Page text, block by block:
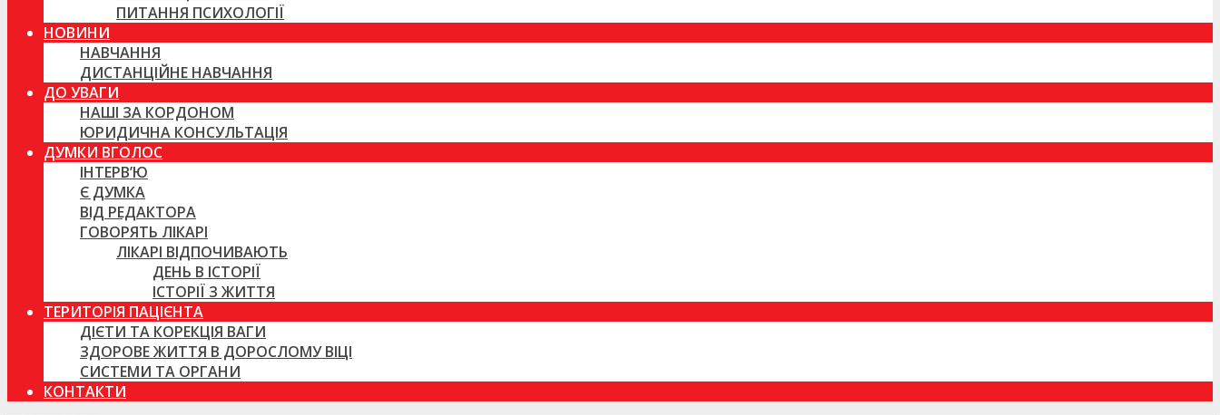
ПИТАННЯ ПСИХОЛОГІЇ
НОВИНИ
НАВЧАННЯ
ДИСТАНЦІЙНЕ НАВЧАННЯ
ДО УВАГИ
НАШІ ЗА КОРДОНОМ
ЮРИДИЧНА КОНСУЛЬТАЦІЯ
ДУМКИ ВГОЛОС
ІНТЕРВ’Ю
Є ДУМКА
ВІД РЕДАКТОРА
ГОВОРЯТЬ ЛІКАРІ
ЛІКАРІ ВІДПОЧИВАЮТЬ
ДЕНЬ В ІСТОРІЇ
ІСТОРІЇ З ЖИТТЯ
ТЕРИТОРІЯ ПАЦІЄНТА
ДІЄТИ ТА КОРЕКЦІЯ ВАГИ
ЗДОРОВЕ ЖИТТЯ В ДОРОСЛОМУ ВІЦІ
СИСТЕМИ ТА ОРГАНИ
КОНТАКТИ